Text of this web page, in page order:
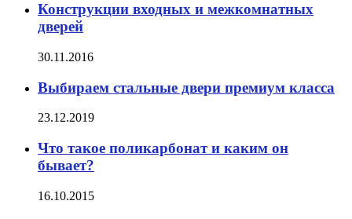
Конструкции входных и межкомнатных
дверей
30.11.2016
Выбираем стальные двери премиум класса
23.12.2019
Что такое поликарбонат и каким он
бывает?
16.10.2015